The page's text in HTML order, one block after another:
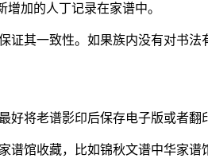
加的人丁记录在家谱中。
其一致性。如果族内没有对书
好将老谱影印后保存电子版或者翻
馆收藏，比如锦秋文谱中华家